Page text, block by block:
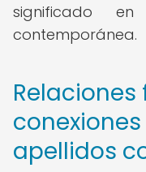
significado
contemporánea.
apellidos